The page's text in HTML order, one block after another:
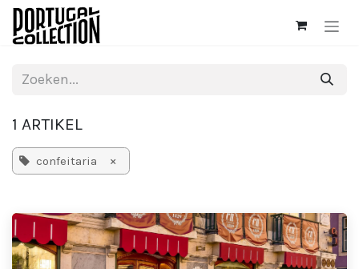
Overslaan naar inhoud
1 ARTIKEL
confeitaria ×